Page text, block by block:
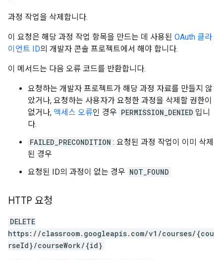
과정 작업을 삭제합니다.
이 요청은 해당 과정 작업 항목을 만드는 데 사용된 OAuth 클라
이언트 ID의 개발자 콘솔 프로젝트에서 해야 합니다.
이 메서드는 다음 오류 코드를 반환합니다.
요청하는 개발자 프로젝트가 해당 과정 자료를 만들지 않
았거나, 요청하는 사용자가 요청한 과정을 삭제할 권한이
없거나, 액세스 오류인 경우 PERMISSION_DENIED 입니
다.
FAILED_PRECONDITION : 요청된 과정 작업이 이미 삭제
된 경우
요청된 ID의 과정이 없는 경우 NOT_FOUND
HTTP 요청
DELETE
https://classroom.googleapis.com/v1/courses/{cou
rseId}/courseWork/{id}